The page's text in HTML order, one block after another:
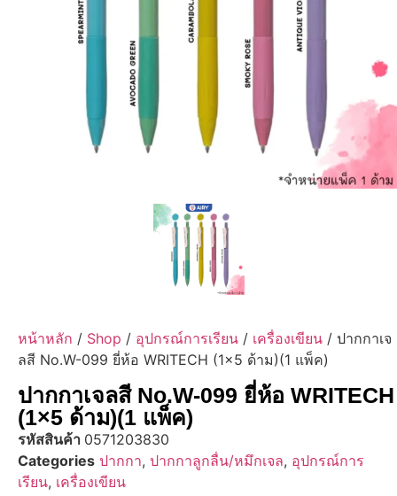
หน้าหลัก / Shop / อุปกรณ์การเรียน / เครื่องเขียน / ปากกาเจ
ลสี No.W-099 ยี่ห้อ WRITECH (1×5 ด้าม)(1 แพ็ค)
ปากกาเจลสี No.W-099 ยี่ห้อ WRITECH
(1×5 ด้าม)(1 แพ็ค)
รหัสสินค้า 0571203830
Categories ปากกา, ปากกาลูกลื่น/หมึกเจล, อุปกรณ์การ
เรียน, เครื่องเขียน